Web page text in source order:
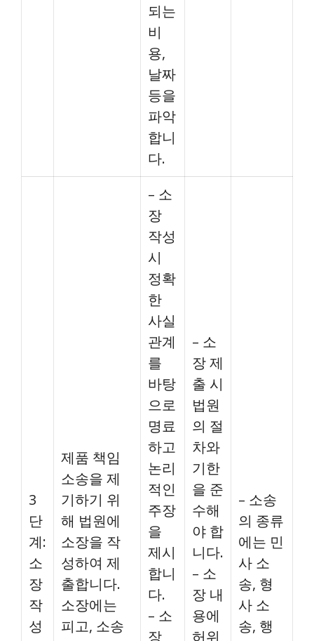
되는
비
용,
날짜
등을
파악
합니
다.
3
단
계:
소
장
작
성
제품 책임
소송을 제
기하기 위
해 법원에
소장을 작
성하여 제
출합니다.
소장에는
피고, 소송
– 소
장
작성
시
정확
한
사실
관계
를
바탕
으로
명료
하고
논리
적인
주장
을
제시
합니
다.
– 소
장
– 소
장 제
출 시
법원
의 절
차와
기한
을 준
수해
야 합
니다.
– 소
장 내
용에
허위
– 소송
의 종류
에는 민
사 소
송, 형
사 소
송, 행